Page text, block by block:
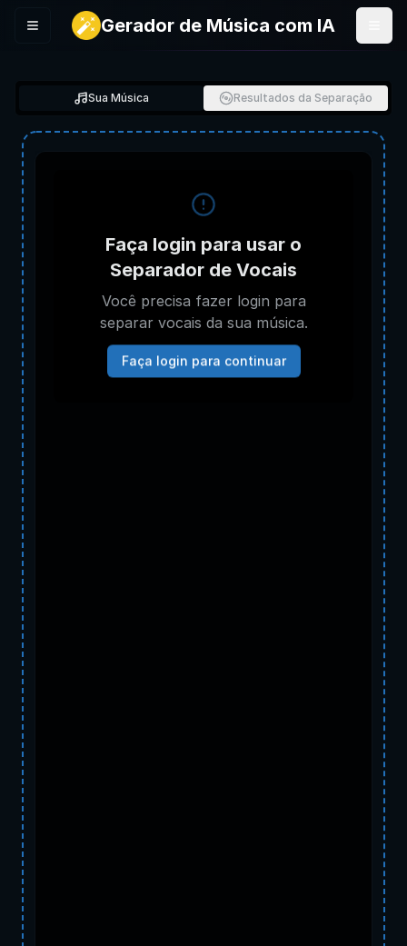
Menu Gerador de Música com IA
Sua Música Resultados da Separação
Faça login para usar o
Separador de Vocais
Você precisa fazer login para
separar vocais da sua música.
Faça login para continuar